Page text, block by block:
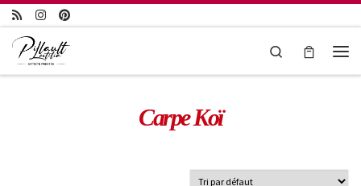
Passer au contenu
Search
Carpe Koï